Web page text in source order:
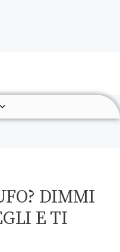
DIMMI
E TI